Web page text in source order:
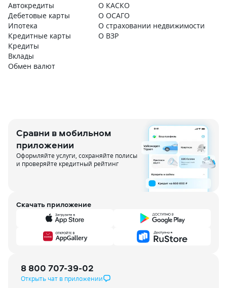
Автокредиты
Дебетовые карты
Ипотека
Кредитные карты
Кредиты
Вклады
Обмен валют
О КАСКО
О ОСАГО
О страховании недвижимости
О ВЗР
Сравни в мобильном
приложении
Оформляйте услуги, сохраняйте полисы
и проверяйте кредитный рейтинг
Скачать приложение
8 800 707-39-02
Открыть чат в приложении